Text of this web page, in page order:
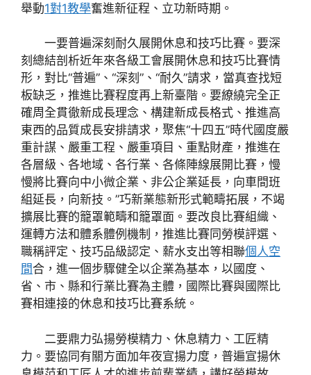
舉動1對1教學奮進新征程、立功新時期。
一要普遍深刻耐久展開休息和技巧比賽。要深
刻總結剖析近年來各級工會展開休息和技巧比賽情
形，對比“普遍”、“深刻”、“耐久”請求，當真查找短
板缺乏，推進比賽程度再上新臺階。要繚繞完全正
確周全貫徹新成長理念、構建新成長格式、推進高
東西的品質成長安排請求，聚焦“十四五”時代國度嚴
重計謀、嚴重工程、嚴重項目、重點財產，推進在
各層級、各地域、各行業、各條陣線展開比賽，慢
慢將比賽向中小微企業、非公企業延長，向車間班
組延長，向新技。”巧新業態新形式範疇拓展，不竭
擴展比賽的籠罩範疇和籠罩面。要改良比賽組織、
運轉方法和體系體例機制，推進比賽同勞模評選、
職稱評定、技巧品級認定、薪水支出等相聯個人空
間合，進一個步驟健全以企業為基本，以國度、
省、市、縣和行業比賽為主體，國際比賽與國際比
賽相連接的休息和技巧比賽系統。
二要鼎力弘揚勞模精力、休息精力、工匠精
力。要協同有關方面加年夜宣揚力度，普遍宣揚休